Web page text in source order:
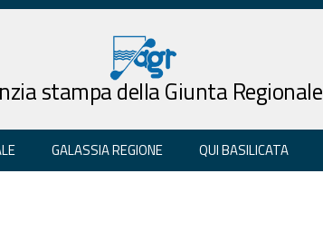
stampa della Giunta Regionale
GALASSIA REGIONE QUI BASILICATA